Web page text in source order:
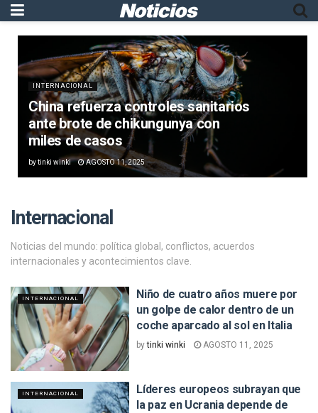
INTERNACIONAL
China refuerza controles sanitarios
ante brote de chikungunya con
miles de casos
bytinki winki AGOSTO 11, 2025
Internacional
Noticias del mundo: política global, conflictos, acuerdos
internacionales y acontecimientos clave.
INTERNACIONAL
Niño de cuatro años muere por
un golpe de calor dentro de un
coche aparcado al sol en Italia
by tinki winki AGOSTO 11, 2025
INTERNACIONAL
Líderes europeos subrayan que
la paz en Ucrania depende de